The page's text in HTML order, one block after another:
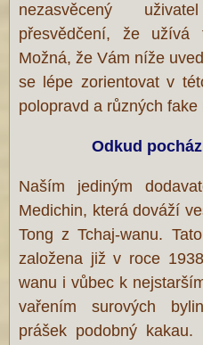
nezasvěcený
přesvědčení, že
Možná, že Vám níže
se lépe zorientovat v
polopravd a různých fake
Odkud
Naším jediným
Medichin, která dováží
Tong z Tchaj-wanu.
založena již v roce
wanu i vůbec k
vařením surových
prášek podobný kakau.